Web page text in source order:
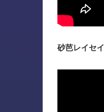
砂芭レイセイ